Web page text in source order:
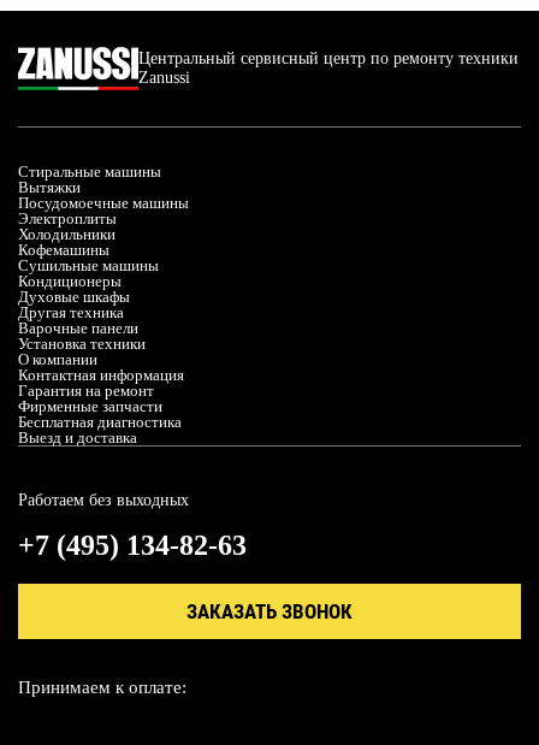
Центральный сервисный центр по ремонту техники
Zanussi
Стиральные машины
Вытяжки
Посудомоечные машины
Электроплиты
Холодильники
Кофемашины
Сушильные машины
Кондиционеры
Духовые шкафы
Другая техника
Варочные панели
Установка техники
О компании
Контактная информация
Гарантия на ремонт
Фирменные запчасти
Бесплатная диагностика
Выезд и доставка
Работаем без выходных
+7 (495) 134-82-63
ЗАКАЗАТЬ ЗВОНОК
Принимаем к оплате: